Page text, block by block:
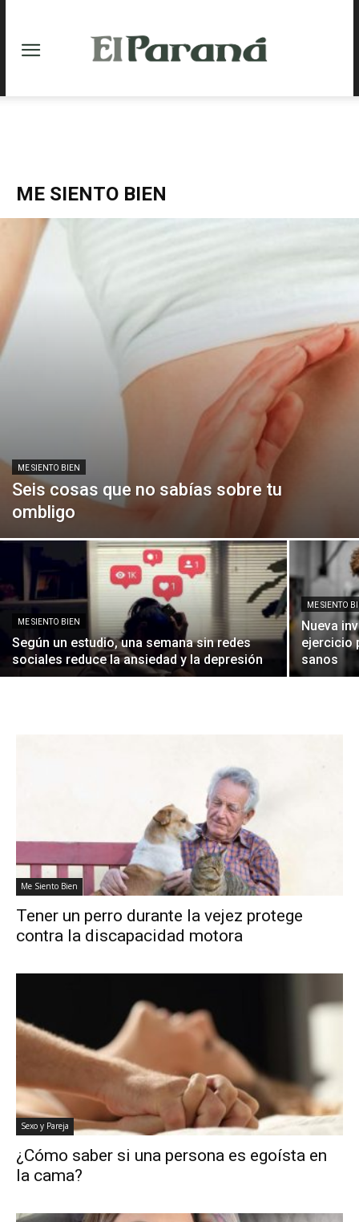
ME SIENTO BIEN
ME SIENTO BIEN
Seis cosas que no sabías sobre tu
ombligo
ME SIENTO BIEN
Según un estudio, una semana sin redes
sociales reduce la ansiedad y la depresión
ME SIENTO
Nueva
ejercicio
sanos
Me Siento Bien
Tener un perro durante la vejez protege
contra la discapacidad motora
Sexo y Pareja
¿Cómo saber si una persona es egoísta en
la cama?